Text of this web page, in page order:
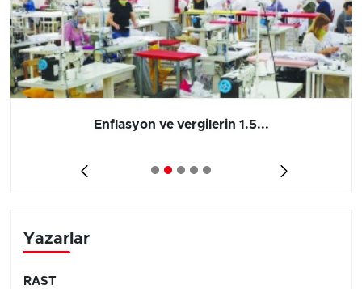
Enflasyon ve vergilerin 1.5...
Yazarlar
RAST